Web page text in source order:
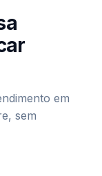
em
sem